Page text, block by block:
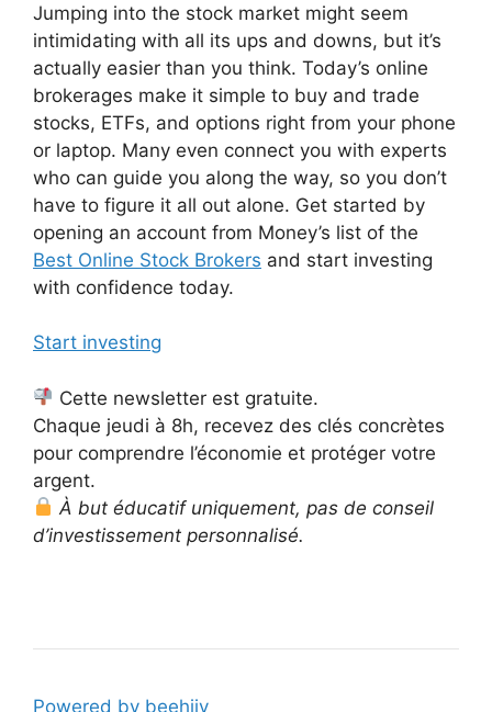
Jumping into the stock market might seem
intimidating with all its ups and downs, but it’s
actually easier than you think. Today’s online
brokerages make it simple to buy and trade
stocks, ETFs, and options right from your phone
or laptop. Many even connect you with experts
who can guide you along the way, so you don’t
have to figure it all out alone. Get started by
opening an account from Money’s list of the
Best Online Stock Brokers and start investing
with confidence today.
Start investing
Cette newsletter est gratuite.
Chaque jeudi à 8h, recevez des clés concrètes
pour comprendre l’économie et protéger votre
argent.
À but éducatif uniquement, pas de conseil
d’investissement personnalisé.
Powered by beehiiv